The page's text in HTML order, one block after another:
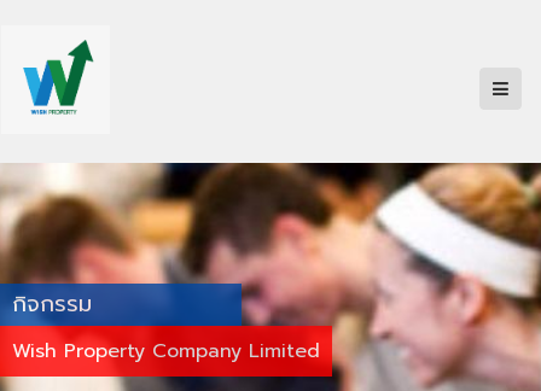
กิจกรรม
Wish Property Company Limited